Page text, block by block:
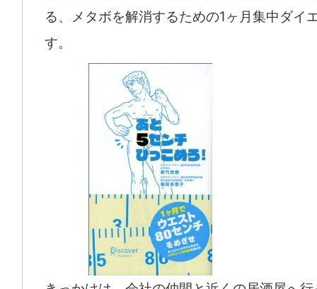
る、メタボを解消するための1ヶ月集中ダイ
す。